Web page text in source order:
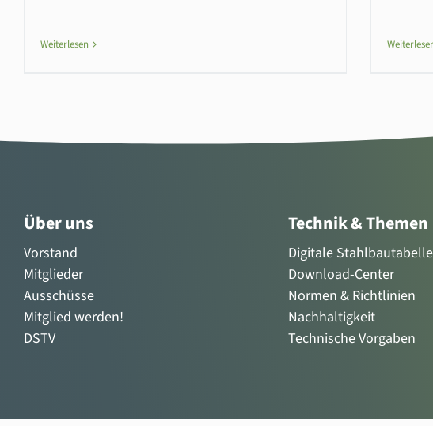
Weiterlesen
Über uns
Vorstand
Mitglieder
Ausschüsse
Mitglied werden!
DSTV
Technik & Themen
Digitale
Download-Center
Normen & Richtlinien
Nachhaltigkeit
Technische Vorgaben